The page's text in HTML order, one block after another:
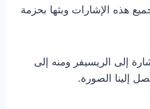
هذه الإشارات وبثها بحزمة
إلى الريسيفر ومنه إلى
إلينا الصورة.